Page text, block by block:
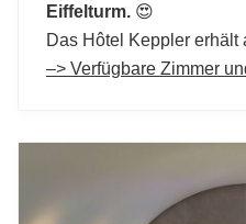
Eiffelturm. 😍
Das Hôtel Keppler erhält
–> Verfügbare Zimmer